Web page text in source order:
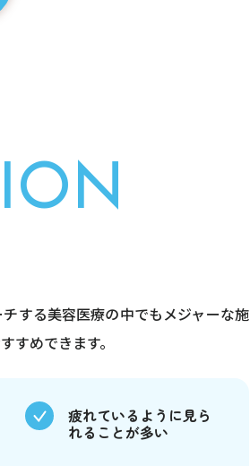
する美容医療の中でもメジャーな施
すめできます。
疲れているように見ら
れることが多い